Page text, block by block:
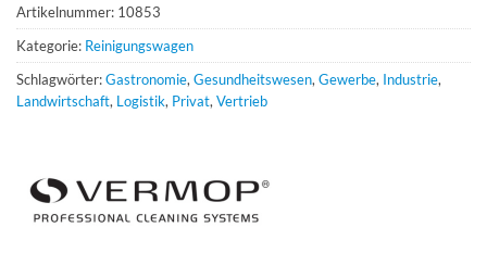
Artikelnummer: 10853
Kategorie: Reinigungswagen
Schlagwörter:Gastronomie, Gesundheitswesen, Gewerbe, Industrie,
Landwirtschaft, Logistik, Privat, Vertrieb